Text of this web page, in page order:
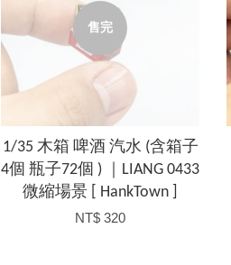
售完
1/35 木箱 啤酒 汽水 (含箱子
4個 瓶子72個 ) ｜LIANG 0433
微縮場景 [ HankTown ]
NT$ 320